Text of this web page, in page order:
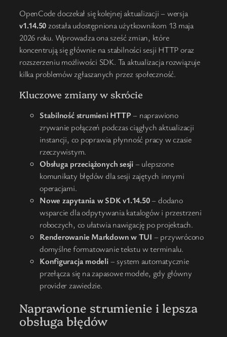
OpenCode doczekał się kolejnej aktualizacji – wersja
v1.14.50została udostępniona użytkownikom 13 maja
2026 roku. Wprowadza ona sześć zmian, które
koncentrują się głównie na stabilności sesji HTTP oraz
rozszerzeniu możliwości SDK. Ta aktualizacja rozwiązuje
kilka problemów zgłaszanych przez społeczność.
Kluczowe zmiany w skrócie
Stabilność strumieni HTTP– naprawiono
zrywanie połączeń podczas ciągłych aktualizacji
instancji, co poprawia płynność pracy w czasie
rzeczywistym.
Obsługa przeciążonych sesji– ulepszone
komunikaty błędów dla sesji zajętych innymi
operacjami.
Nowe zapytania w SDK v1.14.50– dodano
wsparcie dla odpytywania katalogów i przestrzeni
roboczych, co ułatwia nawigację po projektach.
Renderowanie Markdown w TUI – przywrócono
domyślne formatowanie tekstu w terminalu.
Konfiguracja modeli– system automatycznie
przełącza się na zapasowe modele, gdy główny
provider zawiedzie.
Naprawione strumienie i lepsza
obsługa błędów